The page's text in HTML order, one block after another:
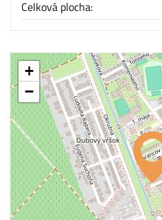
Celková plocha:
+
−